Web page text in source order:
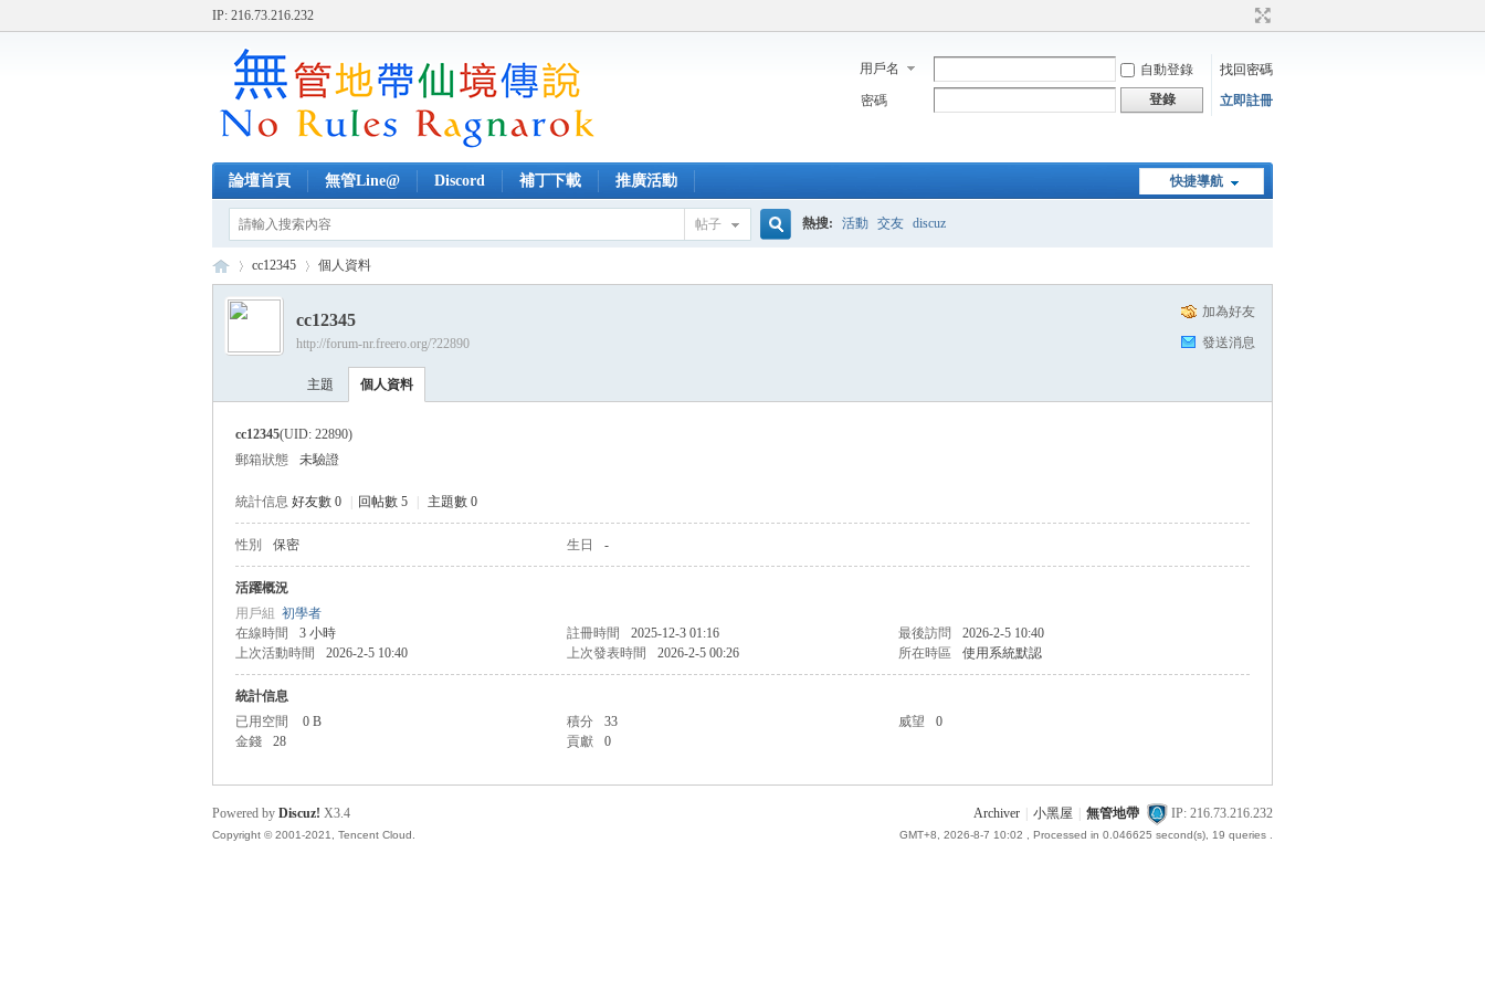
IP: 216.73.216.232
用戶名 自動登錄
找回密碼
密碼
登錄 立即註冊
快捷導航
論壇首頁 無管Line@ Discord 補丁下載 推廣活動
帖子 熱搜: 活動 交友 discuz
›
cc12345 個人資料
加為好友
發送消息
cc12345
http://forum-nr.freero.org/?22890
主題 個人資料
cc12345(UID: 22890)
郵箱狀態
未驗證
統計信息 好友數 0 回帖數 5 主題數 0
性別 保密 生日 -
活躍概況
用戶組 初學者
在線時間
3 小時 註冊時間 2025-12-3 01:16 最後訪問
2026-2-5 10:40
上次活動時間
2026-2-5 10:40 上次發表時間 2026-2-5 00:26 所在時區 使用系統默認
統計信息
已用空間
0 B 積分 33 威望
0
金錢
28 貢獻 0
Archiver 小黑屋 無管地帶 IP: 216.73.216.232
GMT+8, 2026-8-7 10:02 , Processed in 0.046625 second(s), 19 queries .
Powered by Discuz! X3.4
Copyright © 2001-2021, Tencent Cloud.